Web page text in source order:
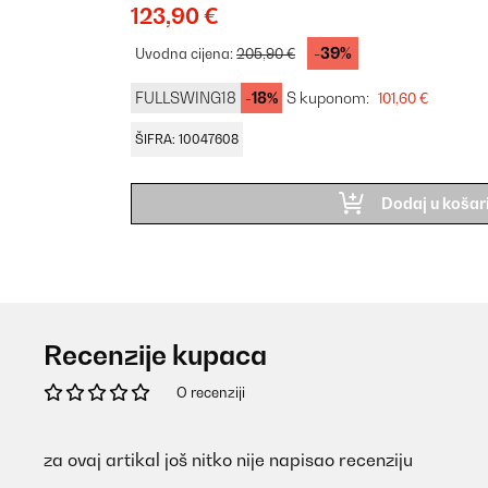
123,90 €
Uvodna cijena:205,90 € -39%
FULLSWING18 -18% S kuponom: 101,60 €
ŠIFRA: 10047608
Dodaj u
Recenzije kupaca
O recenziji
za ovaj artikal još nitko nije napisao recenziju